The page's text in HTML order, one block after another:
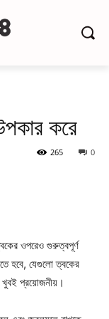
করে
0
265
ওপরেও গুরুত্বপূর্ণ
হবে, যেগুলো ত্বকের
খুবই প্রয়োজনীয়।